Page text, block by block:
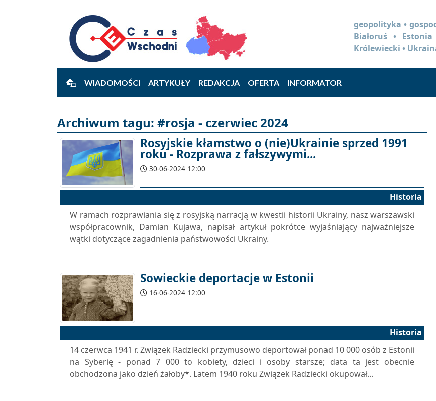
geopolityka •
Białoruś •
Królewiecki •
WIADOMOŚCI ARTYKUŁY REDAKCJA OFERTA INFORMATOR
Archiwum tagu: #rosja - czerwiec 2024
Rosyjskie kłamstwo o (nie)Ukrainie sprzed 1991
roku - Rozprawa z fałszywymi...
30-06-2024 12:00
Historia
W ramach rozprawiania się z rosyjską narracją w kwestii historii Ukrainy, nasz warszawski
współpracownik, Damian Kujawa, napisał artykuł pokrótce wyjaśniający najważniejsze
wątki dotyczące zagadnienia państwowości Ukrainy.
Sowieckie deportacje w Estonii
16-06-2024 12:00
Historia
14 czerwca 1941 r. Związek Radziecki przymusowo deportował ponad 10 000 osób z Estonii
na Syberię - ponad 7 000 to kobiety, dzieci i osoby starsze; data ta jest obecnie
obchodzona jako dzień żałoby*. Latem 1940 roku Związek Radziecki okupował...